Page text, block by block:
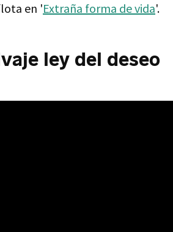
en 'Extraña forma de vida'.
ley del deseo